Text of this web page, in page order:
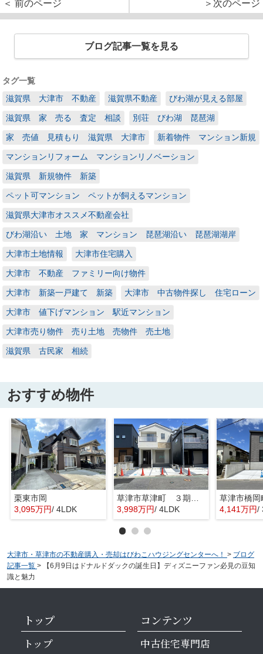
＜ 前のページ
＞次のページ
ブログ記事一覧を見る
タグ一覧
滋賀県 大津市 不動産
滋賀県不動産 びわ湖が見える部屋
滋賀県 家 売る 査定 相談 別荘 びわ湖 琵琶湖
家 売値 見積もり 滋賀県 大津市 新着物件 マンション新規
マンションリフォーム マンションリノベーション
滋賀県 新規物件 新築
ペット可マンション ペットが飼えるマンション
滋賀県大津市オススメ不動産会社
びわ湖沿い 土地 家 マンション 琵琶湖沿い 琵琶湖湖岸
大津市土地情報 大津市住宅購入
大津市 不動産 ファミリー向け物件
大津市 新築一戸建て 新築 大津市 中古物件探し 住宅ローン
大津市 値下げマンション 駅近マンション
大津市売り物件 売り土地 売物件 売土地
滋賀県 古民家 相続
おすすめ物件
栗東市岡
3,095万円/ 4LDK
草津市草津町 ３期１号地
3,998万円/ 4LDK 4,141万円/
大津市・草津市の不動産購入・売却はびわこハウジングセンターへ！ > ブログ
記事一覧 >
【6月9日はドナルドダックの誕生日】ディズニーファン必見の豆知
識と魅力
トップ
トップ
コンテンツ
中古住宅専門店